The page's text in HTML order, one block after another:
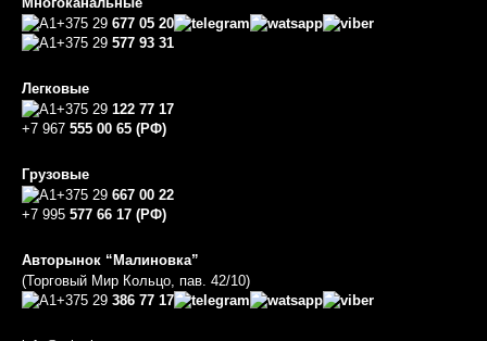
+375 29 677 05 20
+375 29 577 93 31
Легковые
+375 29 122 77 17
+7 967 555 00 65 (РФ)
Грузовые
+375 29 667 00 22
+7 995 577 66 17 (РФ)
Авторынок “Малиновка”
(Торговый Мир Кольцо, пав. 42/10)
+375 29 386 77 17